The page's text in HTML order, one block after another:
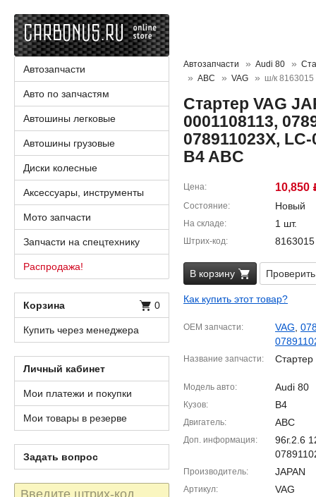
Автозапчасти Audi 80
ABC
VAG ш/к 8163015
Стартер VAG
0001108113,
078911023X,
B4 ABC
Цена 10,850
Состояние Новый
На складе 1 шт.
Штрих-код 8163015
В корзину
Как купить этот товар?
OEM запчасти VAG
Название запчасти Стартер
Модель авто Audi 80
Кузов B4
Двигатель ABC
Доп. информация
96г.2.6
Производитель JAPAN
Артикул VAG
Автозапчасти
Авто по запчастям
Автошины легковые
Автошины грузовые
Диски колесные
Аксессуары, инструменты
Мото запчасти
Запчасти на спецтехнику
Распродажа!
Корзина 0
Купить через менеджера
Личный кабинет
Мои платежи и покупки
Мои товары в резерве
Задать вопрос
Штрих-